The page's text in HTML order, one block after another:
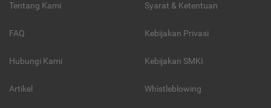
Tentang Kami
FAQ
Hubungi Kami
Artikel
Syarat & Ketentuan
Kebijakan Privasi
Kebijakan SMKI
Whistleblowing